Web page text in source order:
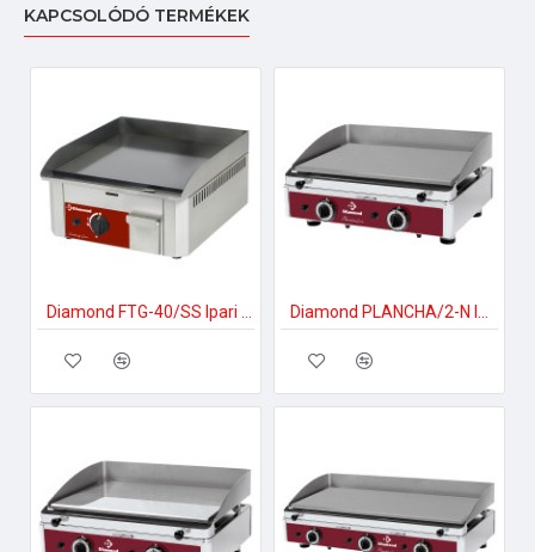
KAPCSOLÓDÓ TERMÉKEK